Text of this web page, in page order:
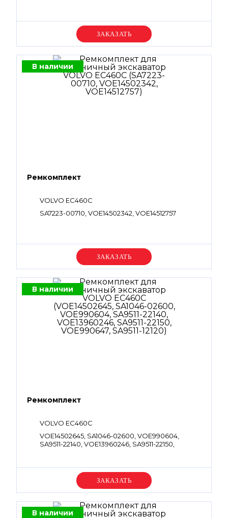
Уточняйте цену
В наличии
Ремкомплект
VOLVO EC460C
SA7223-00710, VOE14502342, VOE14512757
Уточняйте цену
В наличии
Ремкомплект
VOLVO EC460C
VOE14502645, SA1046-02600, VOE990604,
SA9511-22140, VOE13960246, SA9511-22150,
Уточняйте цену
В наличии